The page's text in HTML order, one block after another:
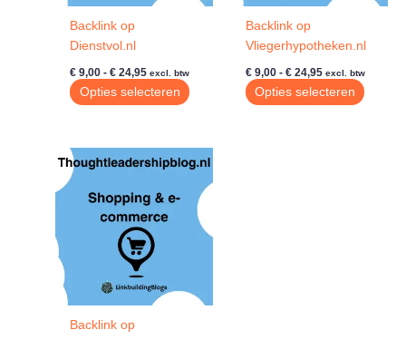
Backlink op
Dienstvol.nl
€ 9,00 - € 24,95 Prijsklasse:
€ 9,00
tot
excl. btw
Opties selecteren
Dit
meerdere
variaties.
Deze
optie
kan
op
Backlink op
Vliegerhypotheken.nl
€9,00 - €24,95Prijsklasse:
€ 9,00
tot
excl. btw
Opties selecteren
Dit
Backlink op